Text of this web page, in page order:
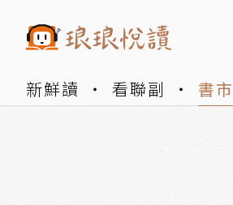
新鮮讀 看聯副 書